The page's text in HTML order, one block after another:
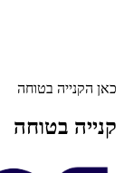
כאן הקנייה בטוחה
קנייה בטוחה